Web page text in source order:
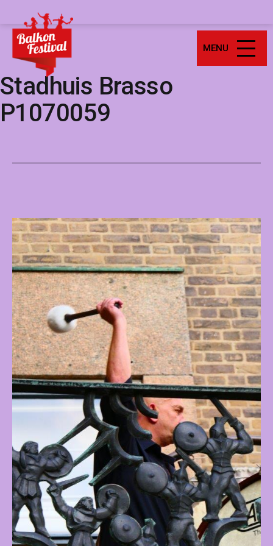
naar
inhoud
Balkonfestival
MENU
Stadhuis Brasso
P1070059